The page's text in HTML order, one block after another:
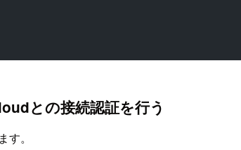
との接続認証を行う
。